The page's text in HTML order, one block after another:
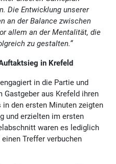
Die Entwicklung unserer
an der Balance zwischen
allem an der Mentalität, die
zu gestalten.“
in Krefeld
in die Partie und
Gastgeber aus Krefeld ihren
den ersten Minuten zeigten
und erzielten im ersten
waren es lediglich
Treffer verbuchen